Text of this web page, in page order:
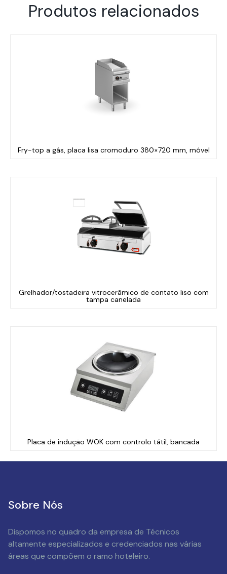
Produtos relacionados
Fry-top a gás, placa lisa cromoduro 380×720 mm, móvel
Grelhador/tostadeira vitrocerâmico de contato liso com
tampa canelada
Placa de indução WOK com controlo tátil, bancada
Sobre Nós
Dispomos no quadro da empresa de Técnicos
altamente especializados e credenciados nas várias
áreas que compõem o ramo hoteleiro.